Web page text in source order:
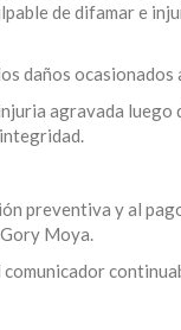
de difamar e
daños ocasionados
agravada luego
preventiva y al
Moya.